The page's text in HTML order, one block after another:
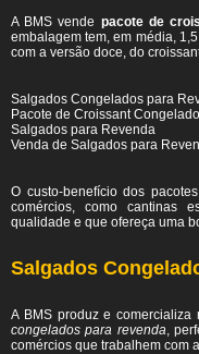
A BMS vende pacote de
embalagem tem, em média,
com a versão doce, do
Salgados Congelados para
Pacote de Croissant Congelado
Salgados para Revenda
Venda de Salgados para
O custo-benefício dos
comércios, como cantinas
qualidade e que ofereça uma
Salgados
A BMS produz e
congelados para revenda,
comércios que trabalhem com